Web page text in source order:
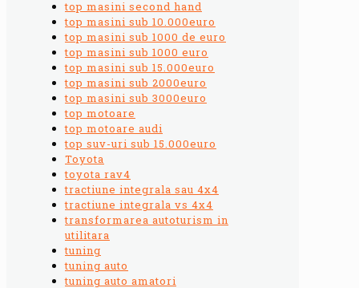
top masini second hand
top masini sub 10.000euro
top masini sub 1000 de euro
top masini sub 1000 euro
top masini sub 15.000euro
top masini sub 2000euro
top masini sub 3000euro
top motoare
top motoare audi
top suv-uri sub 15.000euro
Toyota
toyota rav4
tractiune integrala sau 4x4
tractiune integrala vs 4x4
transformarea autoturism in
utilitara
tuning
tuning auto
tuning auto amatori